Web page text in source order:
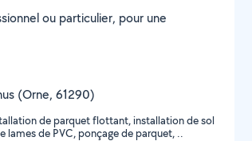
ou particulier, pour une
(Orne, 61290)
de parquet flottant, installation de sol
de PVC, ponçage de parquet, ..